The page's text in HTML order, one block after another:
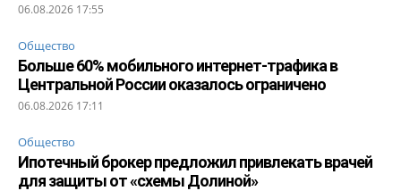
06.08.2026 17:55
Общество
Больше 60% мобильного интернет-трафика в
Центральной России оказалось ограничено
06.08.2026 17:11
Общество
Ипотечный брокер предложил привлекать врачей
для защиты от «схемы Долиной»